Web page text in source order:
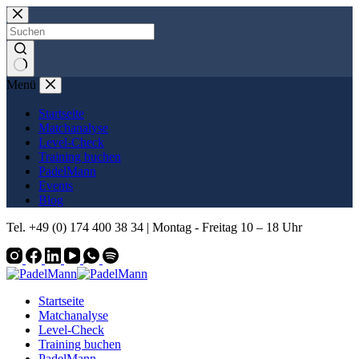
Zum
Inhalt
springen
Keine
Ergebnisse
Menü
Startseite
Matchanalyse
Level-Check
Training buchen
PadelMann
Events
Blog
Tel. +49 (0) 174 400 38 34 | Montag - Freitag 10 – 18 Uhr
Startseite
Matchanalyse
Level-Check
Training buchen